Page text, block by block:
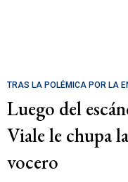
TRAS LA POLÉMICA POR LA
Luego del
Viale le chupa
vocero